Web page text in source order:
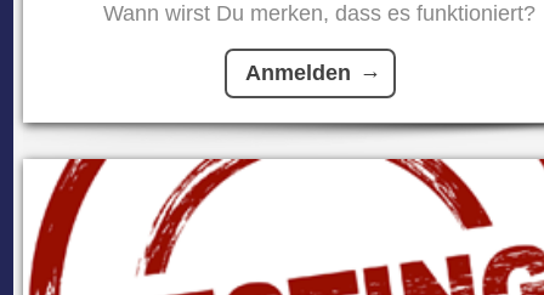
Wann wirst Du merken, dass es funktioniert?
Anmelden